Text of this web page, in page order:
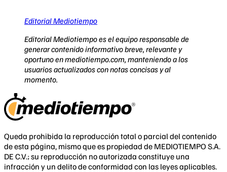
Editorial Mediotiempo
Editorial Mediotiempo es el equipo responsable de
generar contenido informativo breve, relevante y
oportuno en mediotiempo.com, manteniendo a los
usuarios actualizados con notas concisas y al
momento.
Queda prohibida la reproducción total o parcial del contenido
de esta página, mismo que es propiedad de MEDIOTIEMPO S.A.
DE C.V.; su reproducción no autorizada constituye una
infracción y un delito de conformidad con las leyes aplicables.